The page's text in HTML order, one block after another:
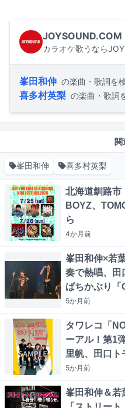
JOYSOUND.COM
カラオケ歌うなら
峯田和伸 の楽曲・歌詞を
喜多村英梨 の楽曲・歌詞
峯田和伸 喜多村英梨
北海道釧路市
BOYZ、
ら
4か月前
峯田和伸×若
奏で熱唱、田
ばちかぶり
5か月前
タワレコ「
ーアル！第1
里帆、田口ト
5か月前
峯田和伸＆若